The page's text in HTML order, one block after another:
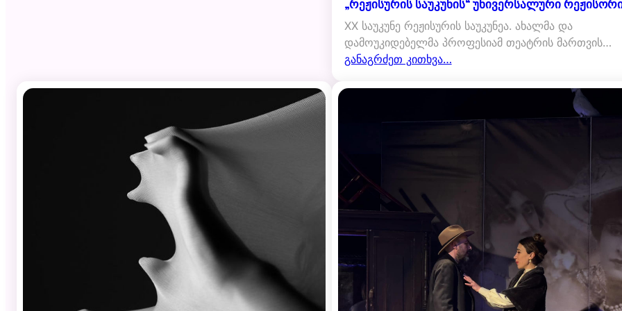
XX საუკუნე რეჟისურის საუკუნეა. ახალმა და
დამოუკიდებელმა პროფესიამ თეატრის მართვის…
განაგრძეთ კითხვა…